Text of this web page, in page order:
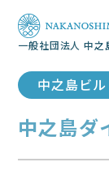
一般社団法人 中之
中之島ビ
中之島ダ